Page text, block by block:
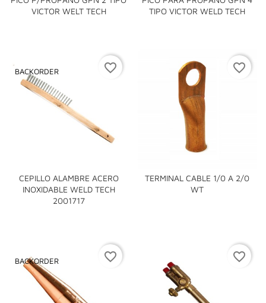
VICTOR WELT TECH
TIPO VICTOR WELD TECH
CEPILLO ALAMBRE ACERO
INOXIDABLE WELD TECH
2001717
BACKORDER favorite_border
TERMINAL CABLE 1/0 A 2/0
WT
favorite_border
BACKORDER favorite_border favorite_border